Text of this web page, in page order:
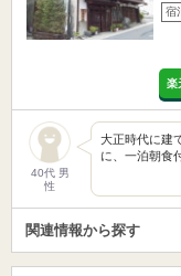
宿
楽
40代 男
性
大正時代に建
に、一泊朝食
関連情報から探す